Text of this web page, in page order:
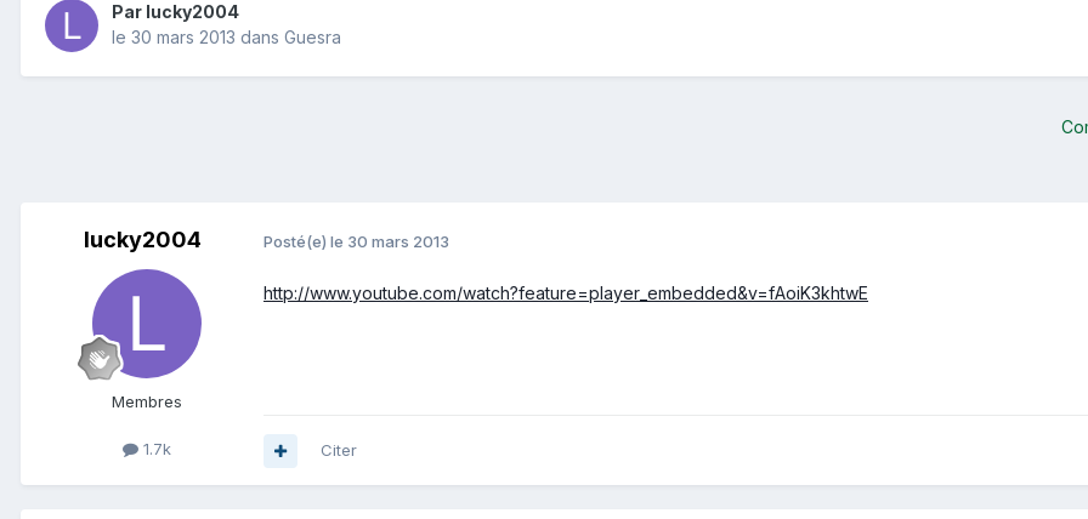
Par lucky2004
le 30 mars 2013 dans Guesra
lucky2004
Membres
1.7k
Posté(e) le 30 mars 2013
http://www.youtube.com/watch?feature=player_embedded&v=fAoiK3khtwE
Citer